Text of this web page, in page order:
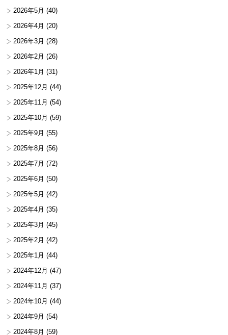
2026年5月 (40)
2026年4月 (20)
2026年3月 (28)
2026年2月 (26)
2026年1月 (31)
2025年12月 (44)
2025年11月 (54)
2025年10月 (59)
2025年9月 (55)
2025年8月 (56)
2025年7月 (72)
2025年6月 (50)
2025年5月 (42)
2025年4月 (35)
2025年3月 (45)
2025年2月 (42)
2025年1月 (44)
2024年12月 (47)
2024年11月 (37)
2024年10月 (44)
2024年9月 (54)
2024年8月 (59)